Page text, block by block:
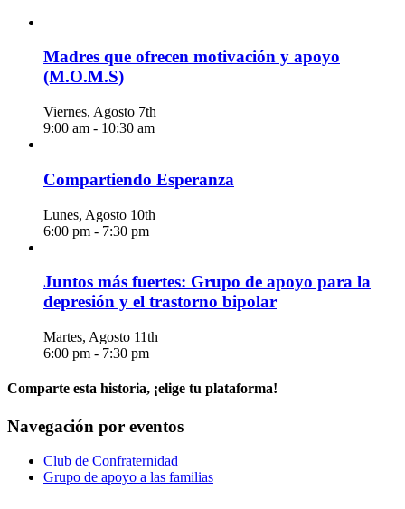
Madres que ofrecen motivación y apoyo
(M.O.M.S)
Viernes, Agosto 7th
9:00 am - 10:30 am
Compartiendo Esperanza
Lunes, Agosto 10th
6:00 pm - 7:30 pm
Juntos más fuertes: Grupo de apoyo para la
depresión y el trastorno bipolar
Martes, Agosto 11th
6:00 pm - 7:30 pm
Comparte esta historia, ¡elige tu plataforma!
Facebook
X
Reddit
LinkedIn
WhatsApp
Telegrama
Tumblr
Pinterest
Vk
Xing
Correo
electrónico
Navegación por eventos
Club de Confraternidad
Grupo de apoyo a las familias